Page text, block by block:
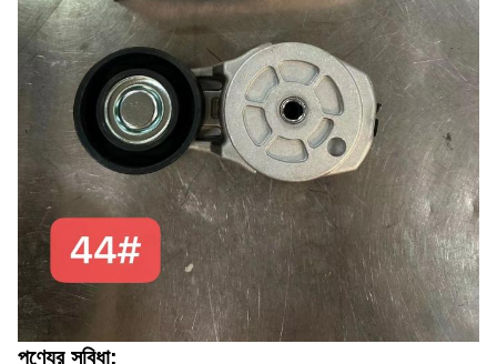
পণ্যের সুবিধা: